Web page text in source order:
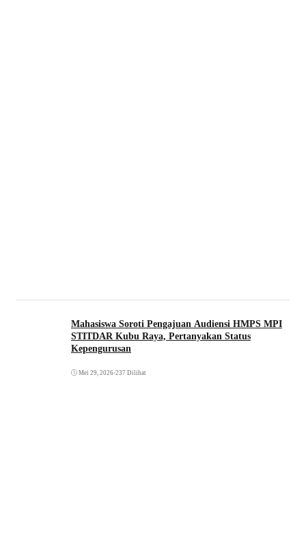
Mahasiswa Soroti Pengajuan Audiensi HMPS MPI
STITDAR Kubu Raya, Pertanyakan Status
Kepengurusan
Mei 29, 2026•237 Dilihat